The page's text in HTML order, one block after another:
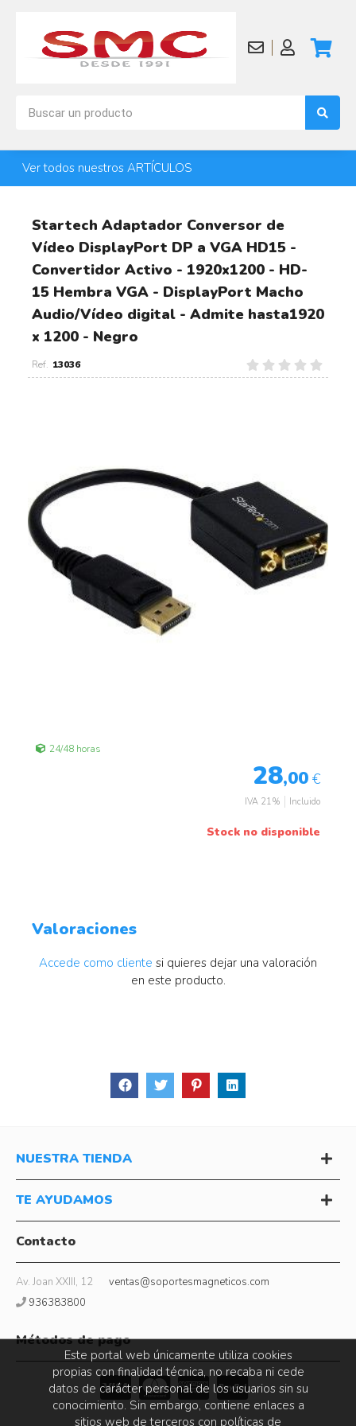
Ver todos nuestros ARTÍCULOS
Startech Adaptador Conversor de
Vídeo DisplayPort DP a VGA HD15 -
Convertidor Activo - 1920x1200 - HD-
15 Hembra VGA - DisplayPort Macho
Audio/Vídeo digital - Admite hasta1920
x 1200 - Negro
13036
24/48 horas
28,00 €
IVA 21% Incluido
Stock no disponible
Valoraciones
Accede como cliente si quieres dejar una valoración
en este producto.
NUESTRA TIENDA
TE AYUDAMOS
Contacto
Av. Joan XXIII, 12
ventas@soportesmagneticos.com
936383800
Métodos de pago
Este portal web únicamente utiliza cookies
propias con finalidad técnica, no recaba ni cede
datos de carácter personal de los usuarios sin su
conocimiento. Sin embargo, contiene enlaces a
sitios web de terceros con políticas de